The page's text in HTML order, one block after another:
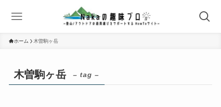
ホーム 木曽駒ヶ岳
木曽駒ヶ岳 – tag –